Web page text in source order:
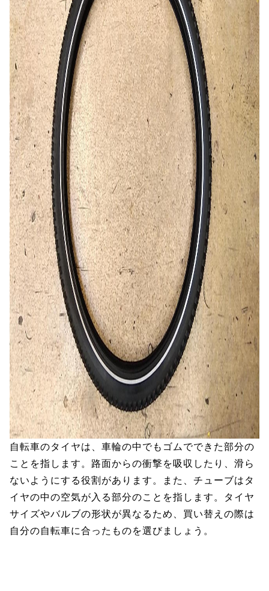
自転車のタイヤは、車輪の中でもゴムでできた部分の
ことを指します。路面からの衝撃を吸収したり、滑ら
ないようにする役割があります。また、チューブはタ
イヤの中の空気が入る部分のことを指します。タイヤ
サイズやバルブの形状が異なるため、買い替えの際は
自分の自転車に合ったものを選びましょう。